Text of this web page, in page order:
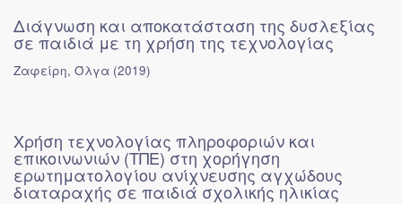
Διάγνωση και αποκατάσταση της δυσλεξίας
σε παιδιά με τη χρήση της τεχνολογίας
Ζαφείρη, Όλγα (2019)
Χρήση τεχνολογίας πληροφοριών και
επικοινωνιών (ΤΠΕ) στη χορήγηση
ερωτηματολογίου ανίχνευσης αγχώδους
διαταραχής σε παιδιά σχολικής ηλικίας